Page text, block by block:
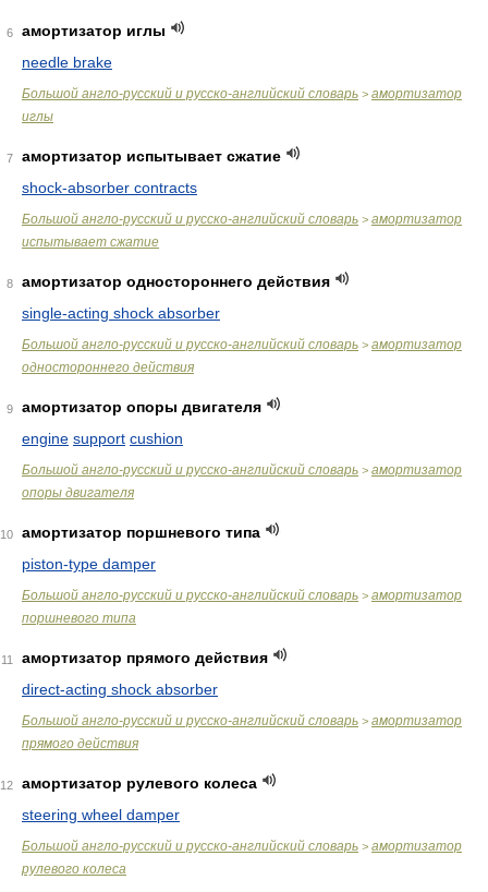
6
амортизатор иглы
needle brake
Большой англо-русский и русско-английский словарь > амортизатор
иглы
7
амортизатор испытывает сжатие
shock-absorber contracts
Большой англо-русский и русско-английский словарь > амортизатор
испытывает сжатие
8
амортизатор одностороннего действия
single-acting shock absorber
Большой англо-русский и русско-английский словарь > амортизатор
одностороннего действия
9
амортизатор опоры двигателя
engine support cushion
Большой англо-русский и русско-английский словарь > амортизатор
опоры двигателя
10
амортизатор поршневого типа
piston-type damper
Большой англо-русский и русско-английский словарь > амортизатор
поршневого типа
11
амортизатор прямого действия
direct-acting shock absorber
Большой англо-русский и русско-английский словарь > амортизатор
прямого действия
12
амортизатор рулевого колеса
steering wheel damper
Большой англо-русский и русско-английский словарь > амортизатор
рулевого колеса